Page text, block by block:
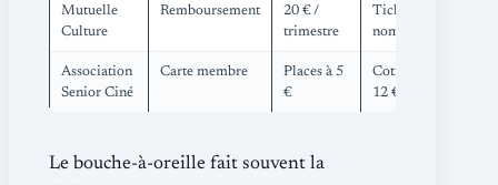
Mutuelle
Culture
Remboursement
20 € /
trimestre
Ticket
nominatif
Association
Senior Ciné
Carte membre
Places à 5
€
Cotisation
12 €/an
Le bouche-à-oreille fait souvent la